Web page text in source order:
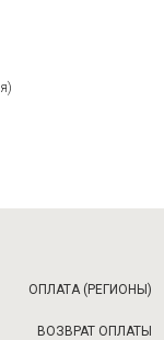
ОПЛАТА (РЕГИОНЫ)
ВОЗВРАТ ОПЛАТЫ